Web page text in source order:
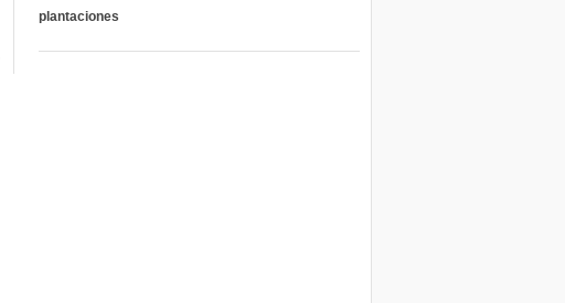
plantaciones